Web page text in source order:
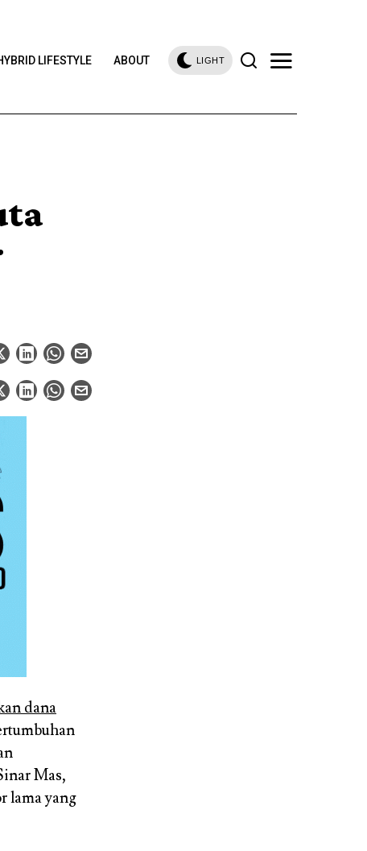
LIFESTYLE ABOUT LIGHT
dana
Mas,
lama yang